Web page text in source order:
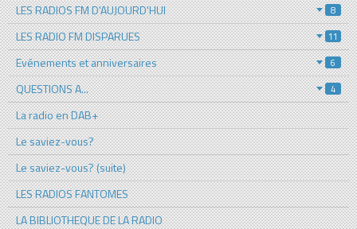
Contact
LES RADIOS FM D'AUJOURD'HUI 8
LES RADIO FM DISPARUES 11
Evénements et anniversaires 6
QUESTIONS A... 4
La radio en DAB+
Le saviez-vous?
Le saviez-vous? (suite)
LES RADIOS FANTOMES
LA BIBLIOTHEQUE DE LA RADIO